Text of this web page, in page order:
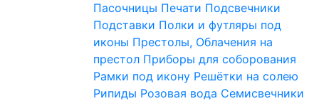
Пасочницы Печати Подсвечники
Подставки Полки и футляры под
иконы Престолы, Облачения на
престол Приборы для соборования
Рамки под икону Решётки на солею
Рипиды Розовая вода Семисвечники